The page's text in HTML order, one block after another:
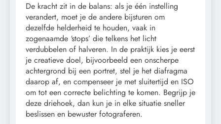
De kracht zit in de balans: als je één instelling
verandert, moet je de andere bijsturen om
dezelfde helderheid te houden, vaak in
zogenaamde ‘stops’ die telkens het licht
verdubbelen of halveren. In de praktijk kies je eerst
je creatieve doel, bijvoorbeeld een onscherpe
achtergrond bij een portret, stel je het diafragma
daarop af, en compenseer je met sluitertijd en ISO
om tot een correcte belichting te komen. Begrijp je
deze driehoek, dan kun je in elke situatie sneller
beslissen en bewuster fotograferen.